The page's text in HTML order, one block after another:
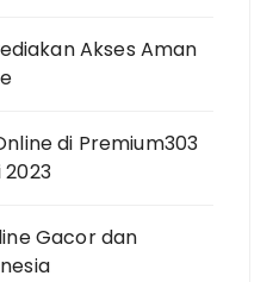
Akses Aman
di Premium303
Gacor dan